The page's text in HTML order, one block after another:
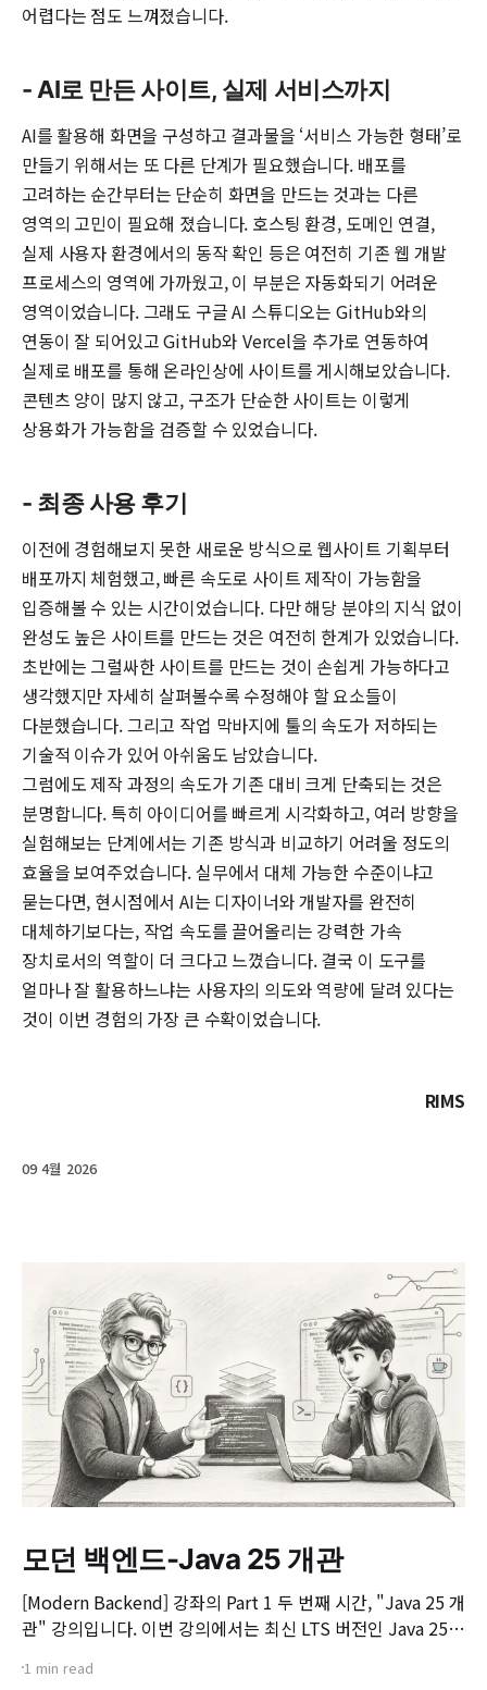
어렵다는 점도 느껴졌습니다.
- AI로 만든 사이트, 실제 서비스까지
AI를 활용해 화면을 구성하고 결과물을 ‘서비스 가능한 형태’로
만들기 위해서는 또 다른 단계가 필요했습니다. 배포를
고려하는 순간부터는 단순히 화면을 만드는 것과는 다른
영역의 고민이 필요해 졌습니다. 호스팅 환경, 도메인 연결,
실제 사용자 환경에서의 동작 확인 등은 여전히 기존 웹 개발
프로세스의 영역에 가까웠고, 이 부분은 자동화되기 어려운
영역이었습니다. 그래도 구글 AI 스튜디오는 GitHub와의
연동이 잘 되어있고 GitHub와 Vercel을 추가로 연동하여
실제로 배포를 통해 온라인상에 사이트를 게시해보았습니다.
콘텐츠 양이 많지 않고, 구조가 단순한 사이트는 이렇게
상용화가 가능함을 검증할 수 있었습니다.
- 최종 사용 후기
이전에 경험해보지 못한 새로운 방식으로 웹사이트 기획부터
배포까지 체험했고, 빠른 속도로 사이트 제작이 가능함을
입증해볼 수 있는 시간이었습니다. 다만 해당 분야의 지식 없이
완성도 높은 사이트를 만드는 것은 여전히 한계가 있었습니다.
초반에는 그럴싸한 사이트를 만드는 것이 손쉽게 가능하다고
생각했지만 자세히 살펴볼수록 수정해야 할 요소들이
다분했습니다. 그리고 작업 막바지에 툴의 속도가 저하되는
기술적 이슈가 있어 아쉬움도 남았습니다.
그럼에도 제작 과정의 속도가 기존 대비 크게 단축되는 것은
분명합니다. 특히 아이디어를 빠르게 시각화하고, 여러 방향을
실험해보는 단계에서는 기존 방식과 비교하기 어려울 정도의
효율을 보여주었습니다. 실무에서 대체 가능한 수준이냐고
묻는다면, 현시점에서 AI는 디자이너와 개발자를 완전히
대체하기보다는, 작업 속도를 끌어올리는 강력한 가속
장치로서의 역할이 더 크다고 느꼈습니다. 결국 이 도구를
얼마나 잘 활용하느냐는 사용자의 의도와 역량에 달려 있다는
것이 이번 경험의 가장 큰 수확이었습니다.
RIMS
09 4월 2026
모던 백엔드-Java 25 개관
[Modern Backend] 강좌의 Part 1 두 번째 시간, "Java 25 개
관" 강의입니다. 이번 강의에서는 최신 LTS 버전인 Java 25의
Enhancement Proposal) 기능들을 살펴봅니다. 📌 주요 학
1 min read